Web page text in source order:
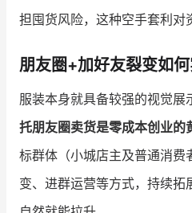
担囤货风险，这种空手套利对
朋友圈+加好友裂变如何
服装本身就具备较强的视觉展
托朋友圈卖货是零成本创业的
标群体（小城店主及普通消费
变、进群运营等方式，持续拓